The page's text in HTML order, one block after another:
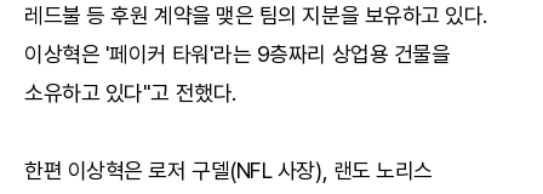
레드불 등 후원 계약을 맺은 팀의 지분을 보유하고 있다.
이상혁은 '페이커 타워'라는 9층짜리 상업용 건물을
소유하고 있다"고 전했다.
한편 이상혁은 로저 구델(NFL 사장), 랜도 노리스